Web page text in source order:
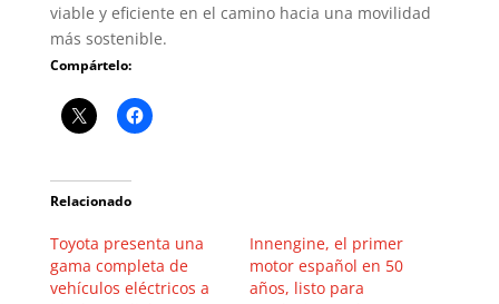
viable y eficiente en el camino hacia una movilidad
más sostenible.
Compártelo:
Relacionado
Toyota presenta una
gama completa de
vehículos eléctricos a
Innengine, el primer
motor español en 50
años, listo para